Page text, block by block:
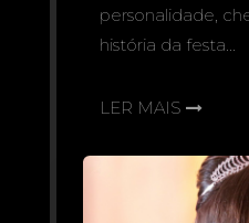
personalidade,
história da festa...
LER MAIS